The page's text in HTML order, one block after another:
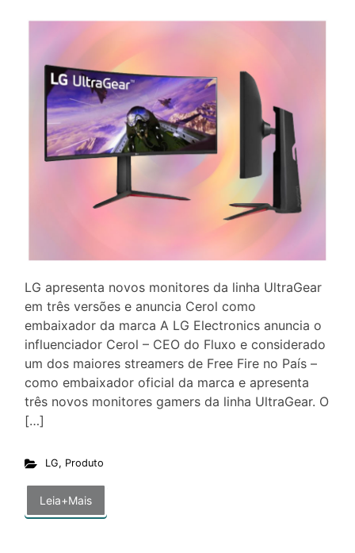
LG apresenta novos monitores da linha UltraGear
em três versões e anuncia Cerol como
embaixador da marca A LG Electronics anuncia o
influenciador Cerol – CEO do Fluxo e considerado
um dos maiores streamers de Free Fire no País –
como embaixador oficial da marca e apresenta
três novos monitores gamers da linha UltraGear. O
[…]
LG, Produto
Leia+Mais